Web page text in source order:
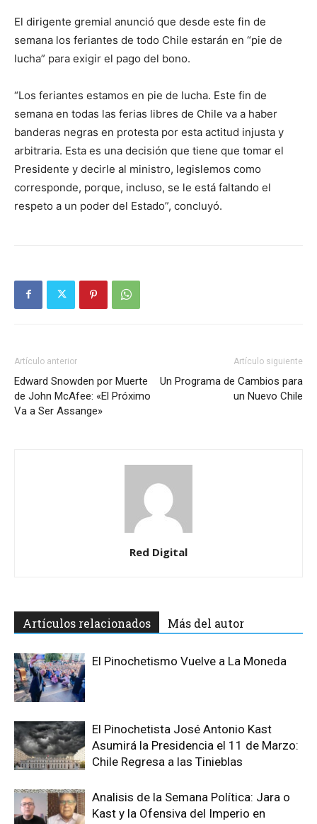
El dirigente gremial anunció que desde este fin de
semana los feriantes de todo Chile estarán en “pie de
lucha” para exigir el pago del bono.
“Los feriantes estamos en pie de lucha. Este fin de
semana en todas las ferias libres de Chile va a haber
banderas negras en protesta por esta actitud injusta y
arbitraria. Esta es una decisión que tiene que tomar el
Presidente y decirle al ministro, legislemos como
corresponde, porque, incluso, se le está faltando el
respeto a un poder del Estado”, concluyó.
Artículo anterior
Edward Snowden por Muerte
de John McAfee: «El Próximo
Va a Ser Assange»
Artículo siguiente
Un Programa de Cambios para
un Nuevo Chile
Red Digital
Artículos relacionados Más del autor
El Pinochetismo Vuelve a La Moneda
El Pinochetista José Antonio Kast
Asumirá la Presidencia el 11 de Marzo:
Chile Regresa a las Tinieblas
Analisis de la Semana Política: Jara o
Kast y la Ofensiva del Imperio en